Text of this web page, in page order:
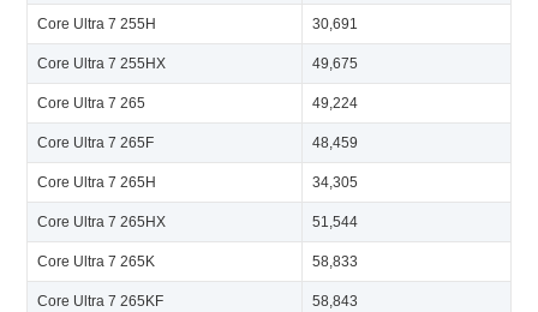
Core Ultra 7 255H 30,691
Core Ultra 7 255HX 49,675
Core Ultra 7 265 49,224
Core Ultra 7 265F 48,459
Core Ultra 7 265H 34,305
Core Ultra 7 265HX 51,544
Core Ultra 7 265K 58,833
Core Ultra 7 265KF 58,843